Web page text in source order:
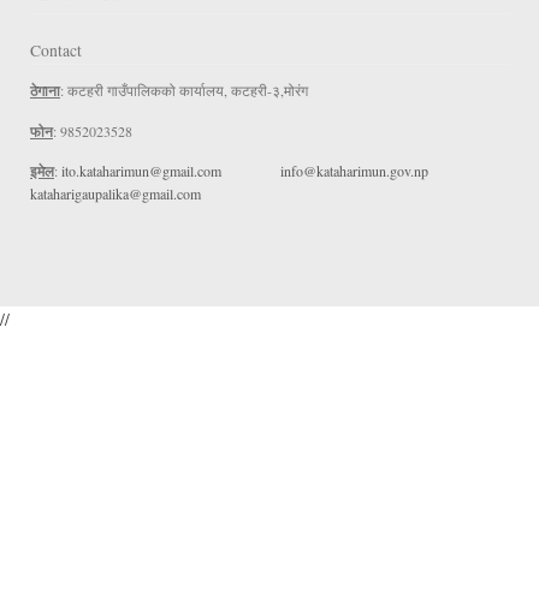
Contact
ठेगाना: कटहरी गाउँपालिकको कार्यालय, कटहरी-३,मोरंग
फोन: 9852023528
इमेल: ito.kataharimun@gmail.com
info@kataharimun.gov.np
kataharigaupalika@gmail.com
//